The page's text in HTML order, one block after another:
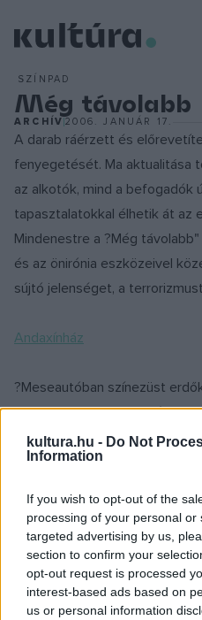
kultura.hu - Do Not
Information
If you wish to opt-out of the
processing of your personal
targeted advertising by us,
section to confirm your
opt-out request is processed
interest-based ads based on
us or personal information
SZÍNPAD
Még távolabb
ARCHÍV2006. JANUÁR 17.
A darab ráérzett és
fenyegetését. Ma aktualitása
az alkotók, mind a befogadók
tapasztalatokkal élhetik át az
Mindenestre a ?Még
és az önirónia eszközeivel
sújtó jelenséget, a
Andaxínház
?Meseautóban színezüst
tavaszán. Arany országút
mesék kocsiján. Fenn az
és a sors fogja tán a volánt.
Szereplők:
Orosz Helga, Csík Adrienn,
Stubnya Béla